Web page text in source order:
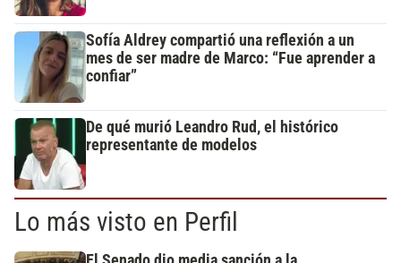
Sofía Aldrey compartió una reflexión a un
mes de ser madre de Marco: “Fue aprender a
confiar”
De qué murió Leandro Rud, el histórico
representante de modelos
Lo más visto en Perfil